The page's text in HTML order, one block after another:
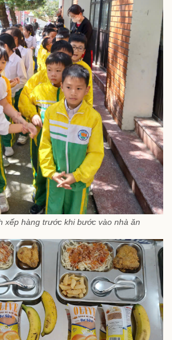
xếp hàng trước khi bước vào nhà ăn